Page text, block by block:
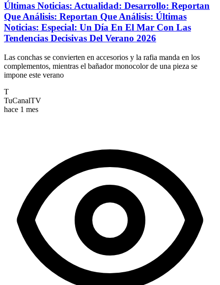
Últimas Noticias: Actualidad: Desarrollo: Reportan
Que Análisis: Reportan Que Análisis: Últimas
Noticias: Especial: Un Día En El Mar Con Las
Tendencias Decisivas Del Verano 2026
Las conchas se convierten en accesorios y la rafia manda en los
complementos, mientras el bañador monocolor de una pieza se
impone este verano
T
TuCanalTV
hace 1 mes